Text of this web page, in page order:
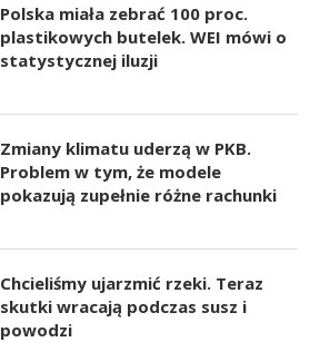
Polska miała zebrać 100 proc.
plastikowych butelek. WEI mówi o
statystycznej iluzji
Zmiany klimatu uderzą w PKB.
Problem w tym, że modele
pokazują zupełnie różne rachunki
Chcieliśmy ujarzmić rzeki. Teraz
skutki wracają podczas susz i
powodzi